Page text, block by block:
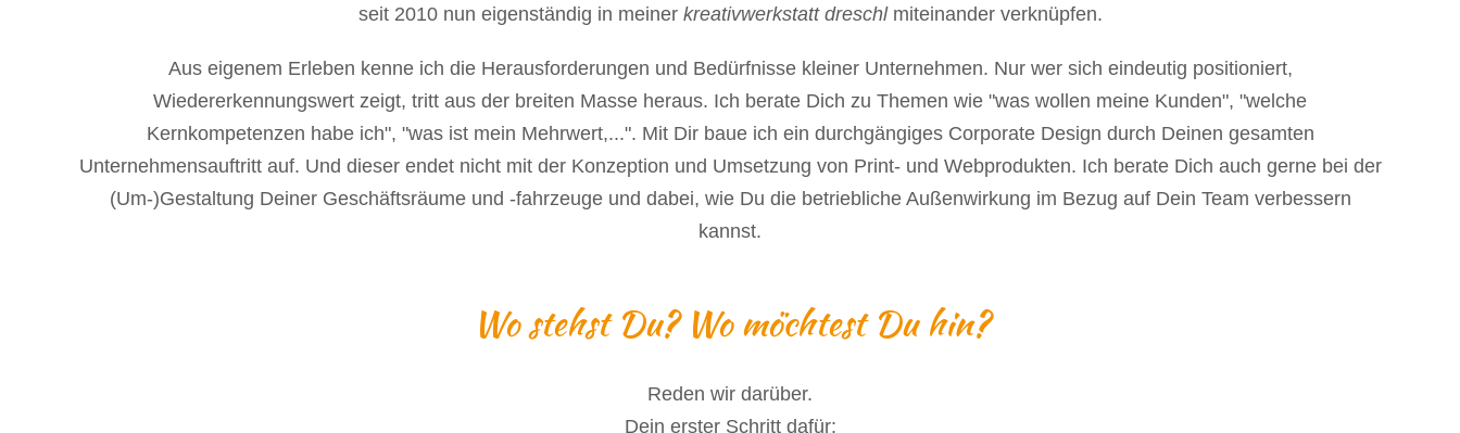
seit 2010 nun eigenständig in meiner kreativwerkstatt dreschlmiteinander verknüpfen.
Aus eigenem Erleben kenne ich die Herausforderungen und Bedürfnisse kleiner Unternehmen. Nur wer sich eindeutig positioniert,
Wiedererkennungswert zeigt, tritt aus der breiten Masse heraus. Ich berate Dich zu Themen wie "was wollen meine Kunden", "welche
Kernkompetenzen habe ich", "was ist mein Mehrwert,...". Mit Dir baue ich ein durchgängiges Corporate Design durch Deinen gesamten
Unternehmensauftritt auf. Und dieser endet nicht mit der Konzeption und Umsetzung von Print- und Webprodukten. Ich berate Dich auch gerne bei der
(Um-)Gestaltung Deiner Geschäftsräume und -fahrzeuge und dabei, wie Du die betriebliche Außenwirkung im Bezug auf Dein Team verbessern
kannst.
Wo stehst Du? Wo möchtest Du hin?
Reden wir darüber.
Dein erster Schritt dafür: